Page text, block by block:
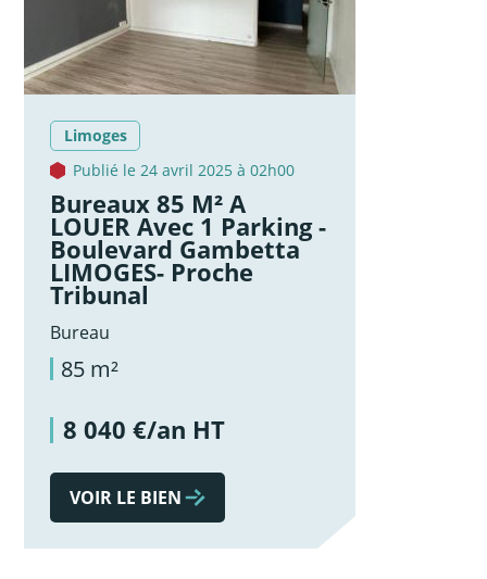
Limoges
Publié le 24 avril 2025 à 02h00
Bureaux 85 M² A
LOUER Avec 1 Parking -
Boulevard Gambetta
LIMOGES- Proche
Tribunal
Bureau
85 m²
8 040 €/an HT
VOIR LE BIEN